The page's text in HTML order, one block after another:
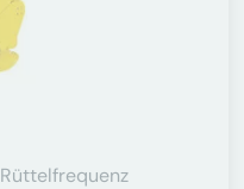
Rüttelfrequenz